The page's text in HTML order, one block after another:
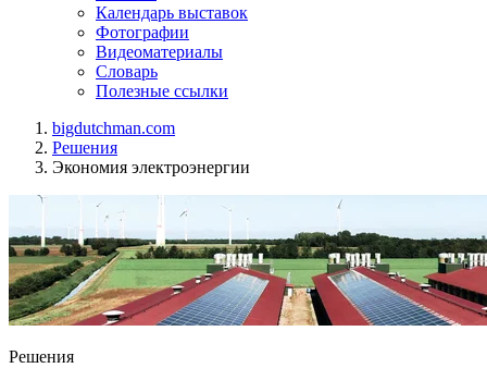
Календарь выставок
Фотографии
Видеоматериалы
Словарь
Полезные ссылки
bigdutchman.com
Решения
Экономия электроэнергии
Решения